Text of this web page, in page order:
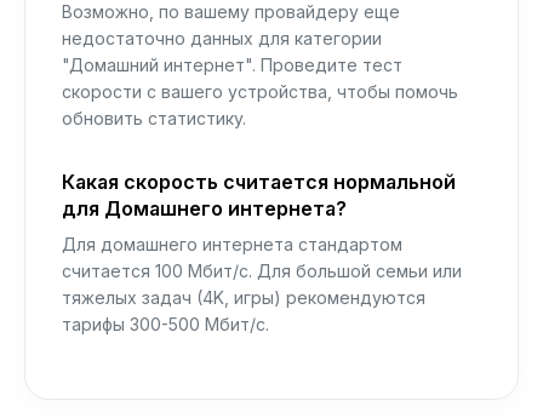
Возможно, по вашему провайдеру еще
недостаточно данных для категории
"Домашний интернет". Проведите тест
скорости с вашего устройства, чтобы помочь
обновить статистику.
Какая скорость считается нормальной
для Домашнего интернета?
Для домашнего интернета стандартом
считается 100 Мбит/с. Для большой семьи или
тяжелых задач (4K, игры) рекомендуются
тарифы 300-500 Мбит/с.